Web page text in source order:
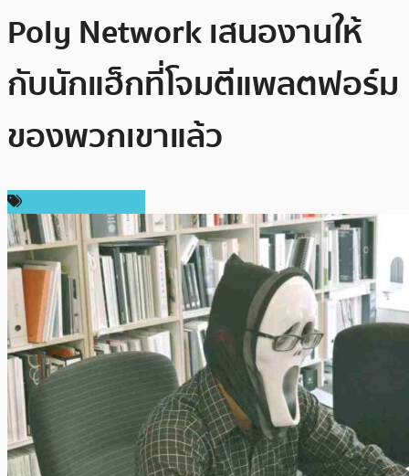
Poly Network เสนองานให้
กับนักแฮ็กที่โจมตีแพลตฟอร์ม
ของพวกเขาแล้ว